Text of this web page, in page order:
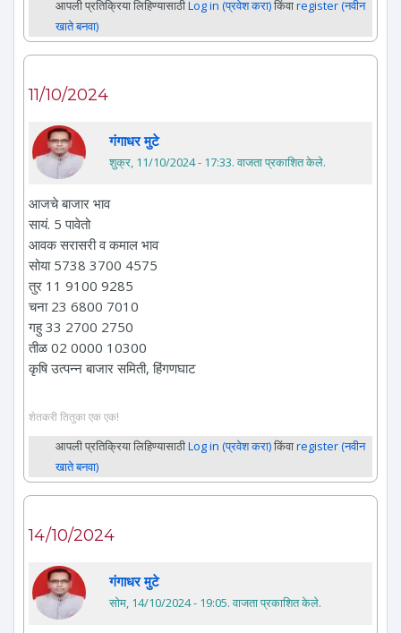
आपली प्रतिक्रिया लिहिण्यासाठीLog in (प्रवेश करा)किंवाregister (नवीन
खाते बनवा)
11/10/2024
गंगाधर मुटे
शुक्र, 11/10/2024 - 17:33. वाजता प्रकाशित केले.
आजचे बाजार भाव
सायं. 5 पावेतो
आवक सरासरी व कमाल भाव
सोया 5738 3700 4575
तुर 11 9100 9285
चना 23 6800 7010
गहु 33 2700 2750
तीळ 02 0000 10300
कृषि उत्पन्न बाजार समिती, हिंगणघाट
शेतकरी तितुका एक एक!
आपली प्रतिक्रिया लिहिण्यासाठीLog in (प्रवेश करा)किंवाregister (नवीन
खाते बनवा)
14/10/2024
गंगाधर मुटे
सोम, 14/10/2024 - 19:05. वाजता प्रकाशित केले.